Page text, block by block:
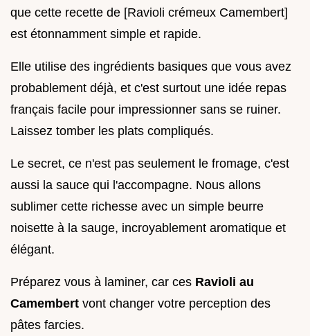
que cette recette de [Ravioli crémeux Camembert]
est étonnamment simple et rapide.
Elle utilise des ingrédients basiques que vous avez
probablement déjà, et c'est surtout une idée repas
français facile pour impressionner sans se ruiner.
Laissez tomber les plats compliqués.
Le secret, ce n'est pas seulement le fromage, c'est
aussi la sauce qui l'accompagne. Nous allons
sublimer cette richesse avec un simple beurre
noisette à la sauge, incroyablement aromatique et
élégant.
Préparez vous à laminer, car ces Ravioli au
Camembert vont changer votre perception des
pâtes farcies.